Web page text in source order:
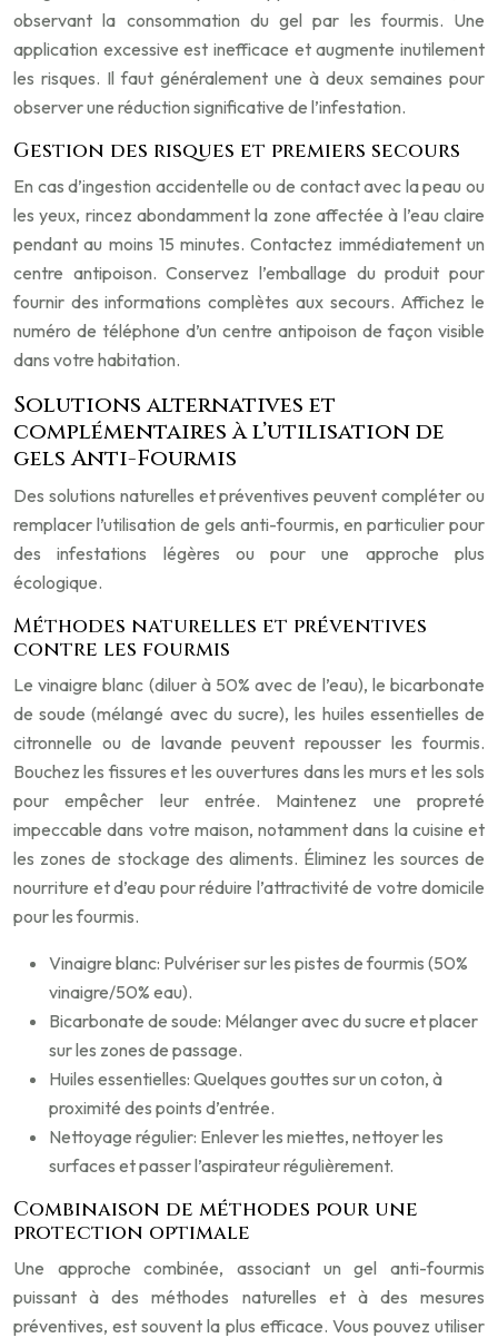
observant la consommation du gel par les fourmis. Une
application excessive est inefficace et augmente inutilement
les risques. Il faut généralement une à deux semaines pour
observer une réduction significative de l’infestation.
Gestion des risques et premiers secours
En cas d’ingestion accidentelle ou de contact avec la peau ou
les yeux, rincez abondamment la zone affectée à l’eau claire
pendant au moins 15 minutes. Contactez immédiatement un
centre antipoison. Conservez l’emballage du produit pour
fournir des informations complètes aux secours. Affichez le
numéro de téléphone d’un centre antipoison de façon visible
dans votre habitation.
Solutions alternatives et
complémentaires à l’utilisation de
gels Anti-Fourmis
Des solutions naturelles et préventives peuvent compléter ou
remplacer l’utilisation de gels anti-fourmis, en particulier pour
des infestations légères ou pour une approche plus
écologique.
Méthodes naturelles et préventives
contre les fourmis
Le vinaigre blanc (diluer à 50% avec de l’eau), le bicarbonate
de soude (mélangé avec du sucre), les huiles essentielles de
citronnelle ou de lavande peuvent repousser les fourmis.
Bouchez les fissures et les ouvertures dans les murs et les sols
pour empêcher leur entrée. Maintenez une propreté
impeccable dans votre maison, notamment dans la cuisine et
les zones de stockage des aliments. Éliminez les sources de
nourriture et d’eau pour réduire l’attractivité de votre domicile
pour les fourmis.
Vinaigre blanc: Pulvériser sur les pistes de fourmis (50%
vinaigre/50% eau).
Bicarbonate de soude: Mélanger avec du sucre et placer
sur les zones de passage.
Huiles essentielles: Quelques gouttes sur un coton, à
proximité des points d’entrée.
Nettoyage régulier: Enlever les miettes, nettoyer les
surfaces et passer l’aspirateur régulièrement.
Combinaison de méthodes pour une
protection optimale
Une approche combinée, associant un gel anti-fourmis
puissant à des méthodes naturelles et à des mesures
préventives, est souvent la plus efficace. Vous pouvez utiliser